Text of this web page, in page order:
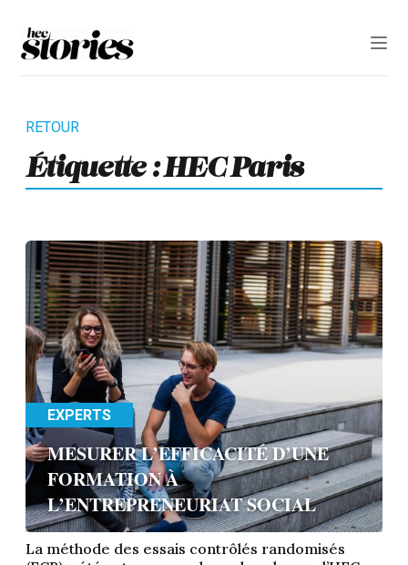
Étiquette : HEC Paris
EXPERTS
MESURER L’EFFICACITÉ D’UNE
FORMATION À
L’ENTREPRENEURIAT SOCIAL
La méthode des essais contrôlés randomisés